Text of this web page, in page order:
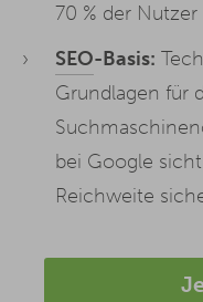
70 % der
SEO-Basis:
Grundlagen für
bei Google
Reichweite